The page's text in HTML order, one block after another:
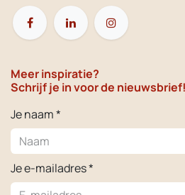
Meer inspiratie?
Schrijf je in voor de nieuwsbrief!
Je naam *
Je e-mailadres *